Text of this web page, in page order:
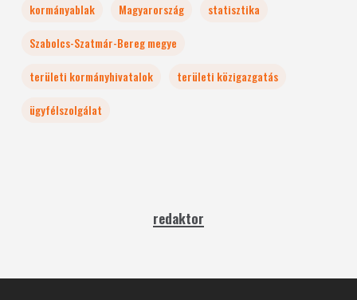
kormányablak Magyarország
statisztika
Szabolcs-Szatmár-Bereg megye
területi kormányhivatalok
területi közigazgatás
ügyfélszolgálat
redaktor